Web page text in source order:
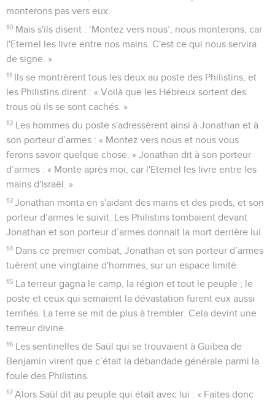
monterons pas vers eux.
10 Mais s'ils disent : ‘Montez vers nous’, nous monterons, car
l'Eternel les livre entre nos mains. C'est ce qui nous servira
de signe. »
11 Ils se montrèrent tous les deux au poste des Philistins, et
les Philistins dirent : « Voilà que les Hébreux sortent des
trous où ils se sont cachés. »
12 Les hommes du poste s'adressèrent ainsi à Jonathan et à
son porteur d’armes : « Montez vers nous et nous vous
ferons savoir quelque chose. » Jonathan dit à son porteur
d’armes : « Monte après moi, car l'Eternel les livre entre les
mains d'Israël. »
13 Jonathan monta en s'aidant des mains et des pieds, et son
porteur d’armes le suivit. Les Philistins tombaient devant
Jonathan et son porteur d’armes donnait la mort derrière lui.
14 Dans ce premier combat, Jonathan et son porteur d’armes
tuèrent une vingtaine d'hommes, sur un espace limité.
15 La terreur gagna le camp, la région et tout le peuple ; le
poste et ceux qui semaient la dévastation furent eux aussi
terrifiés. La terre se mit de plus à trembler. Cela devint une
terreur divine.
16 Les sentinelles de Saül qui se trouvaient à Guibea de
Benjamin virent que c’était la débandade générale parmi la
foule des Philistins.
17 Alors Saül dit au peuple qui était avec lui : « Faites donc